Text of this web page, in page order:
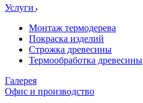
Услуги
Монтаж термодерева
Покраска изделий
Строжка древесины
Термообработка древесины
Галерея
Офис и производство